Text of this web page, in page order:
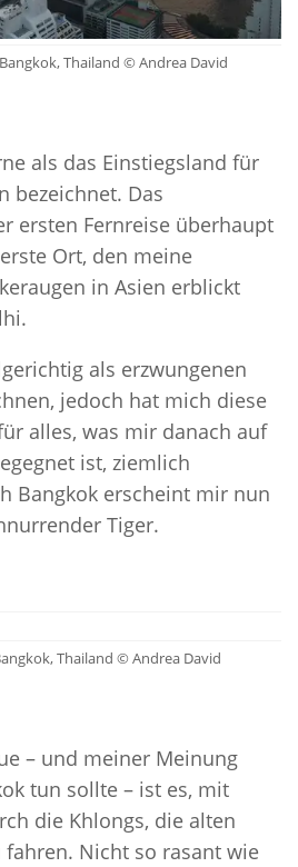
Thailand © Andrea David
als das Einstiegsland für
bezeichnet. Das
ersten Fernreise überhaupt
Ort, den meine
in Asien erblickt
als erzwungenen
jedoch hat mich diese
alles, was mir danach auf
ist, ziemlich
Bangkok erscheint mir nun
Tiger.
Thailand © Andrea David
– und meiner Meinung
tun sollte – ist es, mit
die Khlongs, die alten
fahren. Nicht so rasant wie